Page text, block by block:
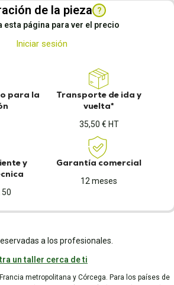
de la pieza ?
esta página para ver el precio
Iniciar sesión
para la
Transporte de ida y
vuelta*
35,50 € HT
y
50
Garantía comercial
12 meses
a los profesionales.
un taller cerca de ti
metropolitana y Córcega. Para los países de